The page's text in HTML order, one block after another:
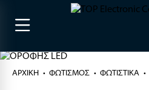
ΑΡΧΙΚΉ ΦΩΤΙΣΜΟΣ ΦΩΤΙΣΤΙΚΑ